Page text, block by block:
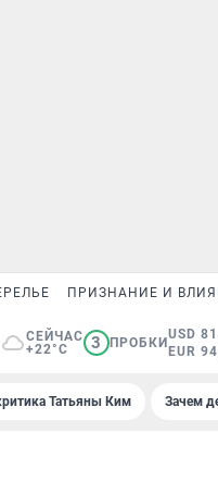
ПРИЗНАНИЕ И
СЕЙЧАС
+22°C
3 ПРОБКИ
USD
EUR
Татьяны Ким Зачем